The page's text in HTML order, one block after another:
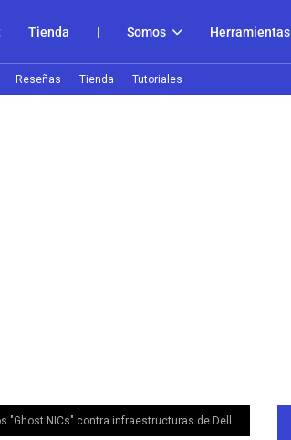
Tienda | Somos Herramientas
Reseñas Tienda Tutoriales
NICs" contra infraestructuras de Dell